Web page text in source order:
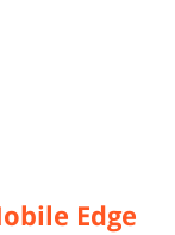
Edge